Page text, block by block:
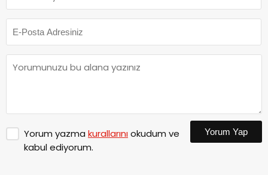
Yorum yazma kurallarınıokudum ve
kabul ediyorum.
Yorum Yap